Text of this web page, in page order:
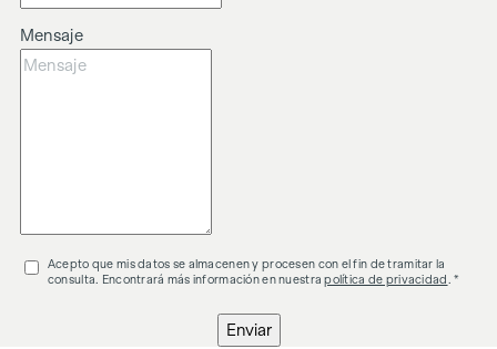
Mensaje
Acepto que mis datos se almacenen y procesen con el fin de tramitar la
consulta. Encontrará más información en nuestrapolítica de privacidad . *
Enviar